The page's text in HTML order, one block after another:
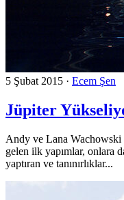
5 Şubat 2015 · Ecem Şen
Jüpiter
Andy ve Lana Wachowski
gelen ilk yapımlar, onlara
yaptıran ve tanınırlıklar...